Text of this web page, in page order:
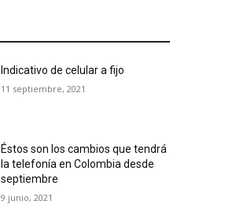
Indicativo de celular a fijo
11 septiembre, 2021
Éstos son los cambios que tendrá
la telefonía en Colombia desde
septiembre
9 junio, 2021